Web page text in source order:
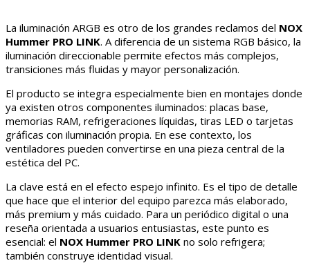
La iluminación ARGB es otro de los grandes reclamos del NOX
Hummer PRO LINK. A diferencia de un sistema RGB básico, la
iluminación direccionable permite efectos más complejos,
transiciones más fluidas y mayor personalización.
El producto se integra especialmente bien en montajes donde
ya existen otros componentes iluminados: placas base,
memorias RAM, refrigeraciones líquidas, tiras LED o tarjetas
gráficas con iluminación propia. En ese contexto, los
ventiladores pueden convertirse en una pieza central de la
estética del PC.
La clave está en el efecto espejo infinito. Es el tipo de detalle
que hace que el interior del equipo parezca más elaborado,
más premium y más cuidado. Para un periódico digital o una
reseña orientada a usuarios entusiastas, este punto es
esencial: el NOX Hummer PRO LINK no solo refrigera;
también construye identidad visual.